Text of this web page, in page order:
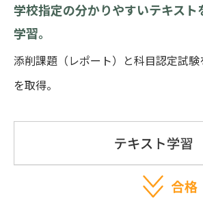
学校指定の分かりやすいテキスト
学習。
添削課題（レポート）と科目認定試
を取得。